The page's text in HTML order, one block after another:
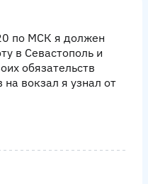
по МСК я должен
в Севастополь и
обязательств
вокзал я узнал от